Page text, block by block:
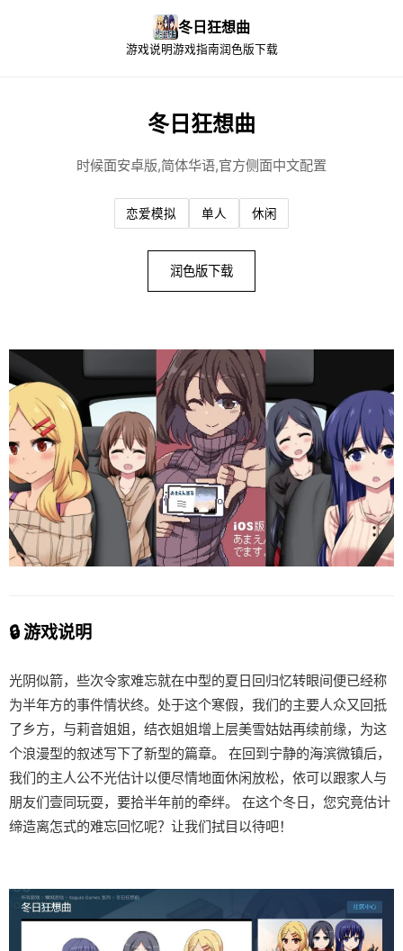
冬日狂想曲
游戏说明游戏指南润色版下载
冬日狂想曲
时候面安卓版,简体华语,官方侧面中文配置
恋爱模拟 单人 休闲
润色版下载
🔒 游戏说明
光阴似箭，些次令家难忘就在中型的夏日回归忆转眼间便已经称
为半年方的事件情状终。处于这个寒假，我们的主要人众又回抵
了乡方，与莉音姐姐，结衣姐姐增上层美雪姑姑再续前缘，为这
个浪漫型的叙述写下了新型的篇章。 在回到宁静的海滨微镇后，
我们的主人公不光估计以便尽情地面休闲放松，依可以跟家人与
朋友们壹同玩耍，要拾半年前的牵绊。 在这个冬日，您究竟估计
缔造离怎式的难忘回忆呢？让我们拭目以待吧！